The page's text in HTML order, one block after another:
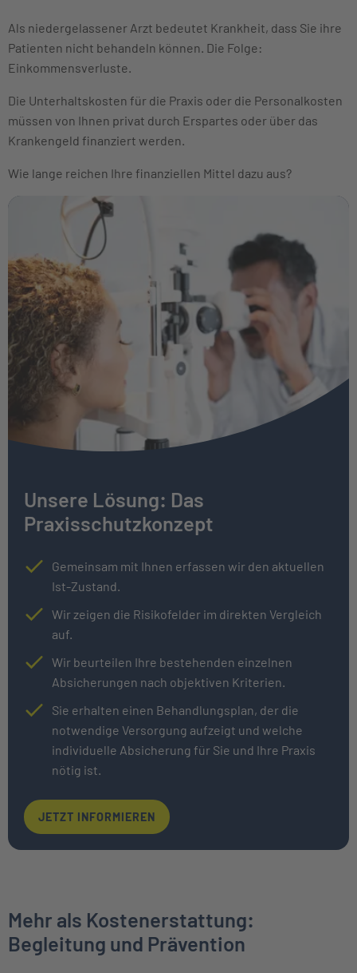
Als niedergelassener Arzt bedeutet Krankheit, dass Sie ihre
Patienten nicht behandeln können. Die Folge:
Einkommensverluste.
Die Unterhaltskosten für die Praxis oder die Personalkosten
müssen von Ihnen privat durch Erspartes oder über das
Krankengeld finanziert werden.
Wie lange reichen Ihre finanziellen Mittel dazu aus?
Unsere Lösung: Das
Praxisschutzkonzept
Gemeinsam mit Ihnen erfassen wir den aktuellen
Ist-Zustand.
Wir zeigen die Risikofelder im direkten Vergleich
auf.
Wir beurteilen Ihre bestehenden einzelnen
Absicherungen nach objektiven Kriterien.
Sie erhalten einen Behandlungsplan, der die
notwendige Versorgung aufzeigt und welche
individuelle Absicherung für Sie und Ihre Praxis
nötig ist.
JETZT INFORMIEREN
Mehr als Kostenerstattung:
Begleitung und Prävention